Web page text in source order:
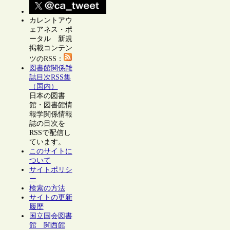
カレントアウ
ェアネス・ポ
ータル 新規
掲載コンテン
ツのRSS：
図書館関係雑
誌目次RSS集
（国内）
日本の図書
館・図書館情
報学関係情報
誌の目次を
RSSで配信し
ています。
このサイトに
ついて
サイトポリシ
ー
検索の方法
サイトの更新
履歴
国立国会図書
館 関西館